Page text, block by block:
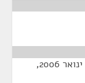
בקשה חדשה. עידן בדיקת הבקשות ההם, של ינואר 2006,